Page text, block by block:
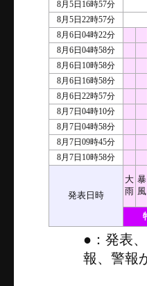
8月5日16時57分
8月5日22時57分
8月6日04時22分
8月6日04時58分
8月6日10時58分
8月6日16時58分
8月6日22時57分
8月7日04時10分
8月7日04時58分
8月7日09時45分
8月7日10時58分
発表日時
大
雨
暴
風
●：発表
報、警報